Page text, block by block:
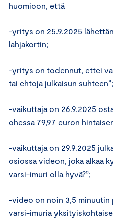
huomioon, että
-yritys on 25.9.2025
lahjakortin;
-yritys on todennut, ettei
tai ehtoja julkaisun suhteen”;
-vaikuttaja on 26.9.2025
ohessa 79,97 euron
-vaikuttaja on 29.9.2025
osiossa videon, joka alkaa
varsi-imuri olla hyvä?”;
-video on noin 3,5
varsi-imuria